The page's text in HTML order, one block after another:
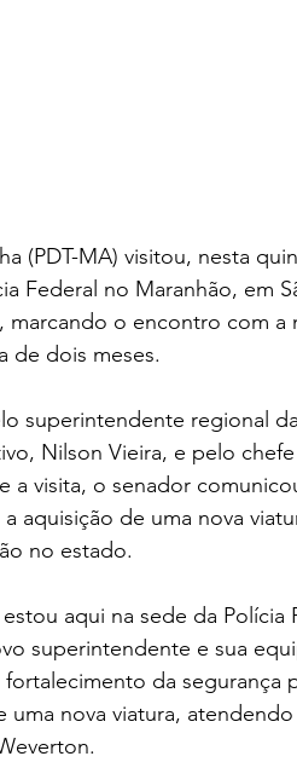
(PDT-MA) visitou, nesta
Federal no Maranhão, em
marcando o encontro com a
de dois meses.
superintendente regional
Nilson Vieira, e pelo
a visita, o senador
aquisição de uma nova
no estado.
aqui na sede da
superintendente e sua
da segurança
uma nova viatura,